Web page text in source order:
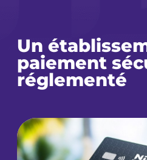
Un
paiement
réglementé